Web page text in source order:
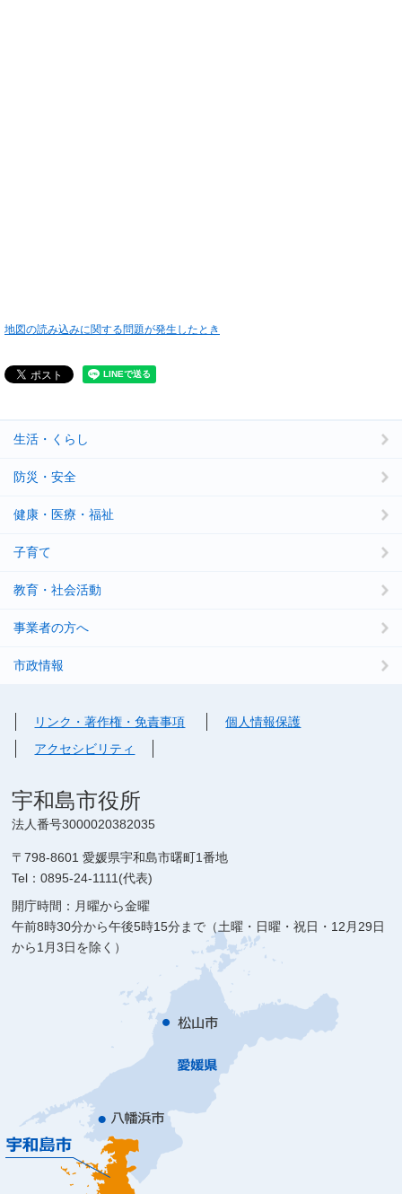
地図の読み込みに関する問題が発生したとき
生活・くらし
防災・安全
健康・医療・福祉
子育て
教育・社会活動
事業者の方へ
市政情報
リンク・著作権・免責事項
個人情報保護
アクセシビリティ
宇和島市役所
法人番号3000020382035
〒798-8601 愛媛県宇和島市曙町1番地
Tel：0895-24-1111(代表)
開庁時間：月曜から金曜
午前8時30分から午後5時15分まで（土曜・日曜・祝日・12月29日
から1月3日を除く）